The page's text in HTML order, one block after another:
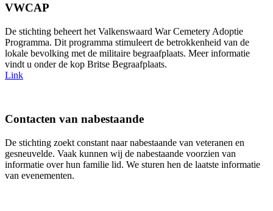
VWCAP
De stichting beheert het Valkenswaard War Cemetery Adoptie
Programma. Dit programma stimuleert de betrokkenheid van de
lokale bevolking met de militaire begraafplaats. Meer informatie
vindt u onder de kop Britse Begraafplaats.
Link
Contacten van nabestaande
De stichting zoekt constant naar nabestaande van veteranen en
gesneuvelde. Vaak kunnen wij de nabestaande voorzien van
informatie over hun familie lid. We sturen hen de laatste informatie
van evenementen.